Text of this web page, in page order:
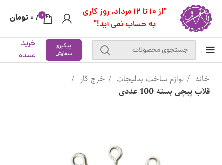
"از 10 تا 12 مرداد، روز کاری
به حساب نمی آید!"
0
/
0 تومان
پیگیری
سفارش
خرید
عمده
خانه لوازم ساخت بدلیجات
خرج کار
قلاب پیچی بسته 100 عددی